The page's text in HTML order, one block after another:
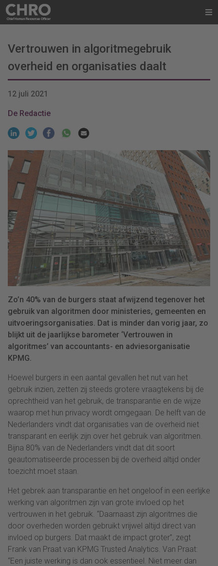
Vertrouwen in algoritmegebruik
overheid en organisaties daalt
12 juli 2021
De Redactie
Zo’n 40% van de burgers staat afwijzend tegenover het
gebruik van algoritmen door ministeries, gemeenten en
uitvoeringsorganisaties. Dat is minder dan vorig jaar, zo
blijkt uit de jaarlijkse barometer ‘Vertrouwen in
algoritmes’ van accountants- en adviesorganisatie
KPMG.
Hoewel burgers in een aantal gevallen het nut van het
gebruik inzien, zetten zij steeds grotere vraagtekens bij de
oprechtheid van het gebruik, de transparantie en de wijze
waarop met hun privacy wordt omgegaan. De helft van de
Nederlanders vindt dat organisaties van de overheid niet
transparant en eerlijk zijn over het gebruik van algoritmen.
Bijna 80% van de Nederlanders vindt dat dit soort
geautomatiseerde processen bij de overheid altijd onder
toezicht moet staan.
Het gebrek aan transparantie en het ongeloof in een eerlijke
werking van algoritmen zijn van grote invloed op het
vertrouwen in het gebruik. “Daarnaast zijn algoritmes die
door overheden worden gebruikt vrijwel altijd direct van
invloed op burgers. Dat maakt de impact groter”, zegt
Frank van Praat van KPMG Trusted Analytics. Van Praat:
“Een juiste werking is dan ook essentieel. Niet meer dan